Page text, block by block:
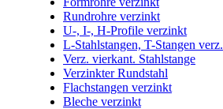
Rundrohre verzinkt
U-, I-, H-Profile verzinkt
L-Stahlstangen, T-Stangen verz.
Verz. vierkant. Stahlstange
Verzinkter Rundstahl
Flachstangen verzinkt
Bleche verzinkt